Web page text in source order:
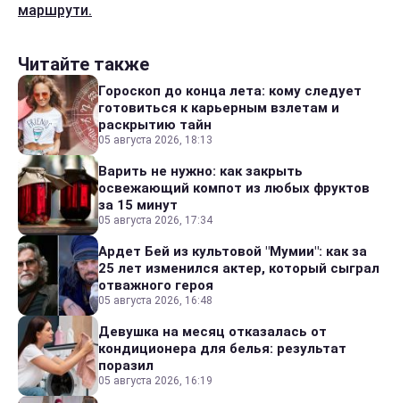
маршрути.
Читайте также
Гороскоп до конца лета: кому следует
готовиться к карьерным взлетам и
раскрытию тайн
05 августа 2026, 18:13
Варить не нужно: как закрыть
освежающий компот из любых фруктов
за 15 минут
05 августа 2026, 17:34
Ардет Бей из культовой "Мумии": как за
25 лет изменился актер, который сыграл
отважного героя
05 августа 2026, 16:48
Девушка на месяц отказалась от
кондиционера для белья: результат
поразил
05 августа 2026, 16:19